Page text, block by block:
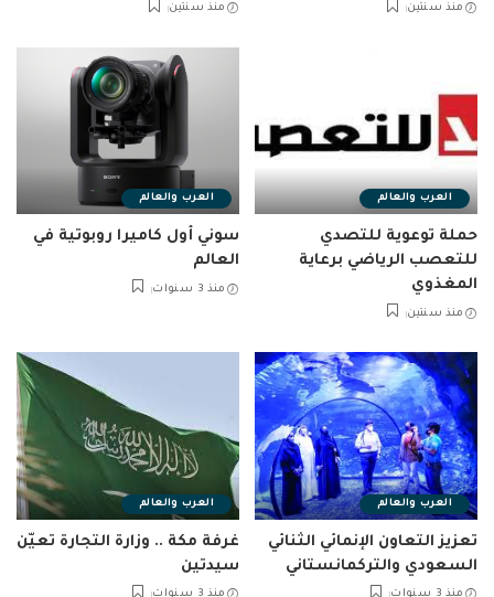
منذ سنتين منذ سنتين
العرب والعالم
حملة توعوية للتصدي
للتعصب الرياضي برعاية
المغذوي
منذ سنتين
العرب والعالم
سوني أول كاميرا روبوتية في
العالم
منذ 3 سنوات
العرب والعالم
تعزيز التعاون الإنمائي الثنائي
السعودي والتركمانستاني
منذ 3 سنوات
العرب والعالم
غرفة مكة .. وزارة التجارة تعيّن
سيدتين
منذ 3 سنوات